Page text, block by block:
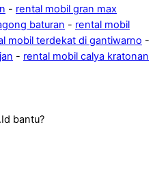
- rental mobil gran max
baturan - rental mobil
mobil terdekat di gantiwarno -
- rental mobil calya kratonan
bantu?